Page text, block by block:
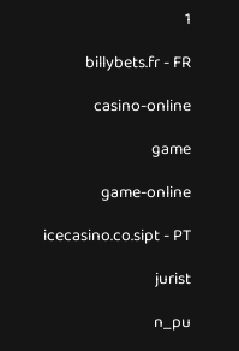
1
billybets.fr - FR
casino-online
game
game-online
icecasino.co.sipt - PT
jurist
n_pu